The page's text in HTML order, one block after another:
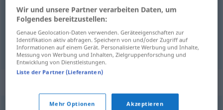
veš Wäsche UMG
pranje Wäsche Waschen
Wir und unsere Partner verarbeiten Daten, um
Folgendes bereitzustellen:
Genaue Geolocation-Daten verwenden. Geräteeigenschaften zur
Identifikation aktiv abfragen. Speichern von und/oder Zugriff auf
Informationen auf einem Gerät. Personalisierte Werbung und Inhalte,
Messung von Werbung und Inhalten, Zielgruppenforschung und
Entwicklung von Dienstleistungen.
Liste der Partner (Lieferanten)
Mehr Optionen Akzeptieren